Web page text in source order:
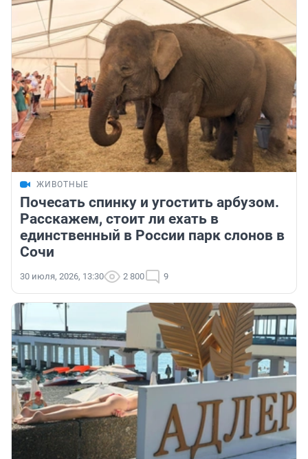
ЖИВОТНЫЕ
Почесать спинку и угостить арбузом.
Расскажем, стоит ли ехать в
единственный в России парк слонов в
Сочи
30 июля, 2026, 13:30 2 800 9